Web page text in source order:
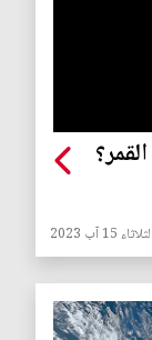
الثلاثاء 15 آب 2023